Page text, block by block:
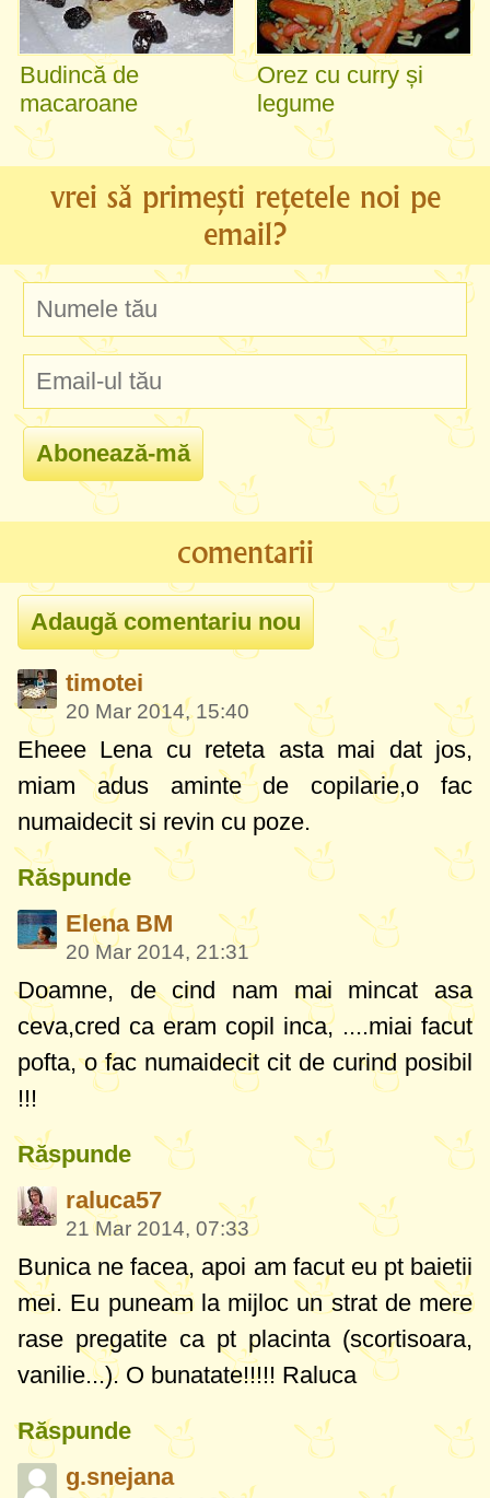
Budincă de
macaroane
Orez cu curry și
legume
vrei să primești rețetele noi pe
email?
comentarii
timotei
20 Mar 2014, 15:40
Eheee Lena cu reteta asta mai dat jos,
miam adus aminte de copilarie,o fac
numaidecit si revin cu poze.
Răspunde
Elena BM
20 Mar 2014, 21:31
Doamne, de cind nam mai mincat asa
ceva,cred ca eram copil inca, ....miai facut
pofta, o fac numaidecit cit de curind posibil
!!!
Răspunde
raluca57
21 Mar 2014, 07:33
Bunica ne facea, apoi am facut eu pt baietii
mei. Eu puneam la mijloc un strat de mere
rase pregatite ca pt placinta (scortisoara,
vanilie...). O bunatate!!!!! Raluca
Răspunde
g.snejana